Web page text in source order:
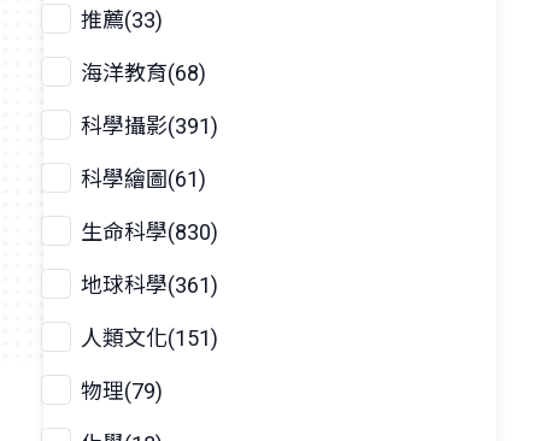
推薦(33)
海洋教育(68)
科學攝影(391)
科學繪圖(61)
生命科學(830)
地球科學(361)
人類文化(151)
物理(79)